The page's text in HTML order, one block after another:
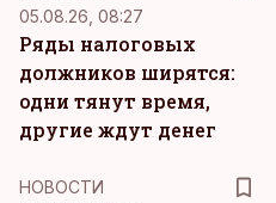
05.08.26, 08:27
Ряды налоговых
должников ширятся:
одни тянут время,
другие ждут денег
НОВОСТИ